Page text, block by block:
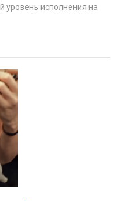
уровень исполнения на